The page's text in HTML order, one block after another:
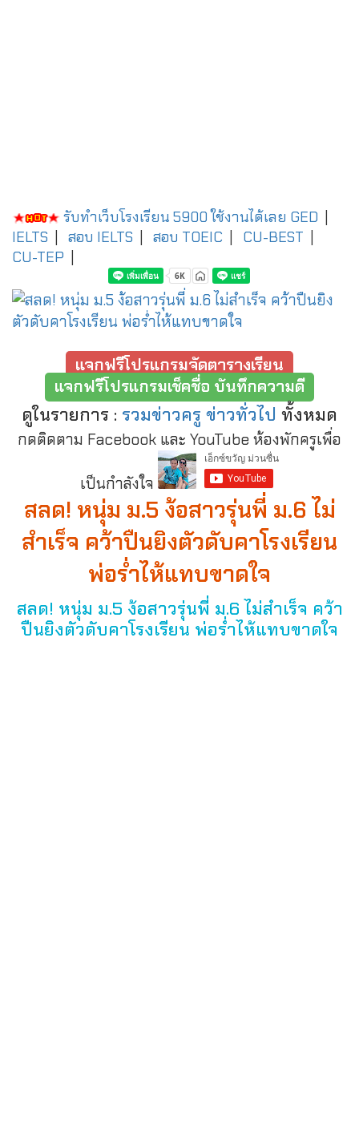
รับทำเว็บโรงเรียน 5900 ใช้งานได้เลย GED
IELTS
สอบ IELTS สอบ TOEIC CU-BEST
CU-TEP
แจกฟรีโปรแกรมจัดตารางเรียน
แจกฟรีโปรแกรมเช็คชื่อ บันทึกความดี
ดูในรายการ : รวมข่าวครู ข่าวทั่วไป ทั้งหมด
กดติดตาม Facebook และ YouTube ห้องพักครูเพื่อ
เป็นกำลังใจ
สลด! หนุ่ม ม.5 ง้อสาวรุ่นพี่ ม.6 ไม่
สำเร็จ คว้าปืนยิงตัวดับคาโรงเรียน
พ่อร่ำไห้แทบขาดใจ
สลด! หนุ่ม ม.5 ง้อสาวรุ่นพี่ ม.6 ไม่สำเร็จ คว้า
ปืนยิงตัวดับคาโรงเรียน พ่อร่ำไห้แทบขาดใจ